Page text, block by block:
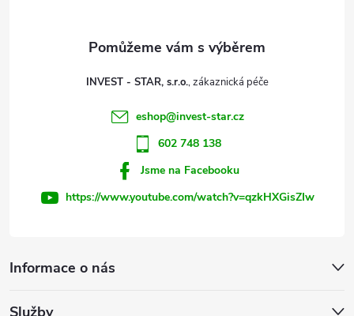
Informace o nás
Služby
INVEST - STAR, s.r.o.
eshop@invest-star.cz
602 748 138
Jsme na Facebooku
https://www.youtube.com/watch?v=qzkHXGisZIw